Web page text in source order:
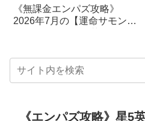
《無課金エンパズ攻略》
2026年7月の【運命サモン】
《エンパズ攻略》星5